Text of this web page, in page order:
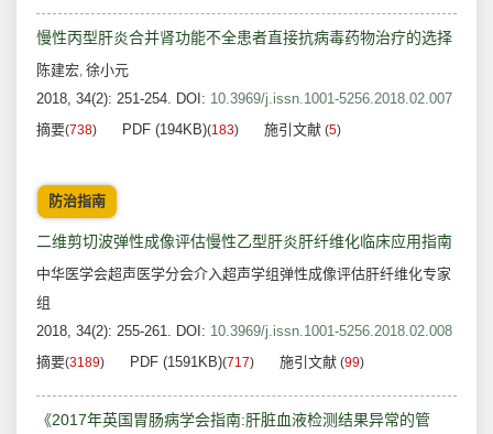
慢性丙型肝炎合并肾功能不全患者直接抗病毒药物治疗的选择
陈建宏, 徐小元
2018, 34(2): 251-254. DOI: 10.3969/j.issn.1001-5256.2018.02.007
摘要(738) PDF (194KB)(183) 施引文献 (5)
防治指南
二维剪切波弹性成像评估慢性乙型肝炎肝纤维化临床应用指南
中华医学会超声医学分会介入超声学组弹性成像评估肝纤维化专家
组
2018, 34(2): 255-261. DOI: 10.3969/j.issn.1001-5256.2018.02.008
摘要(3189) PDF (1591KB)(717) 施引文献 (99)
《2017年英国胃肠病学会指南:肝脏血液检测结果异常的管